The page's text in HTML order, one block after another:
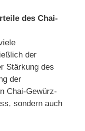
des Chai-
der
Stärkung des
der
Chai-Gewürz-
sondern auch